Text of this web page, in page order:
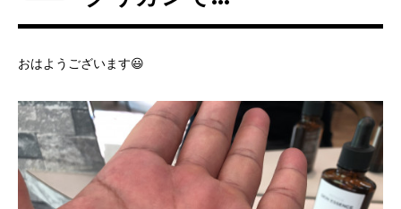
おはようございます😃